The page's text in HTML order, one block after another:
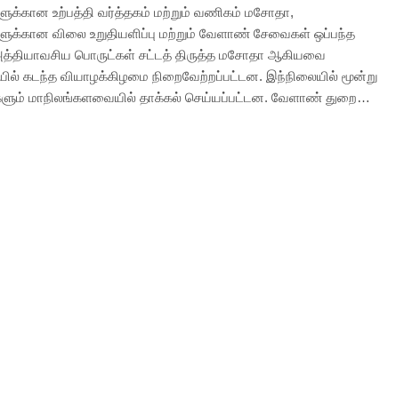
உற்பத்தி வர்த்தகம் மற்றும் வணிகம் மசோதா,
விலை உறுதியளிப்பு மற்றும் வேளாண் சேவைகள் ஒப்பந்த
பொருட்கள் சட்டத் திருத்த மசோதா ஆகியவை
கடந்த வியாழக்கிழமை நிறைவேற்றப்பட்டன. இந்நிலையில் மூன்று
மாநிலங்களவையில் தாக்கல் செய்யப்பட்டன. வேளாண் துறை…